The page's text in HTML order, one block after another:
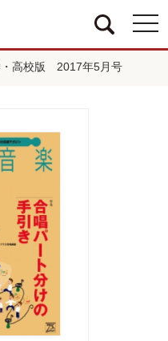
・高校版 2017年5月号